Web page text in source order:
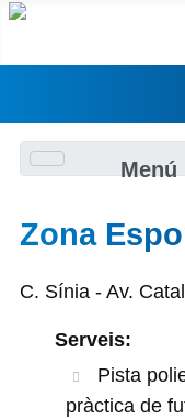
Menú
Zona
C. Sínia - Av.
Serveis:
Pista
pràctica de